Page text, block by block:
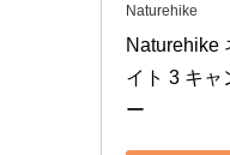
Naturehike
Naturehike
イト 3 キャ
ー